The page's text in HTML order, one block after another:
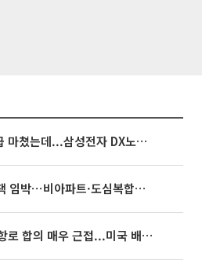
3445억 자사주 지급 마쳤는데...삼성전자 DX노조, 뒤늦은 '떼쓰기 집회'
영끌 '주택공급' 대책 임박⋯비아파트·도심복합까지 총동원
이란 “호르무즈 새 항로 합의 매우 근접...미국 배상 먼저”